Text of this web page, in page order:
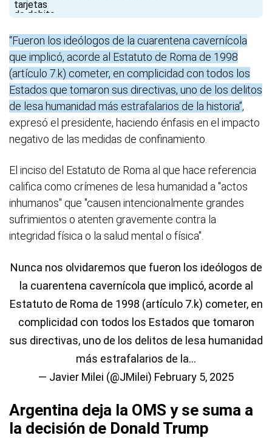
“Fueron los ideólogos de la cuarentena cavernícola
que implicó, acorde al Estatuto de Roma de 1998
(artículo 7.k) cometer, en complicidad con todos los
Estados que tomaron sus directivas, uno de los delitos
de lesa humanidad más estrafalarios de la historia”,
expresó el presidente, haciendo énfasis en el impacto
negativo de las medidas de confinamiento.
El inciso del Estatuto de Roma al que hace referencia
califica como crímenes de lesa humanidad a "actos
inhumanos" que "causen intencionalmente grandes
sufrimientos o atenten gravemente contra la
integridad física o la salud mental o física".
Nunca nos olvidaremos que fueron los ideólogos de
la cuarentena cavernícola que implicó, acorde al
Estatuto de Roma de 1998 (artículo 7.k) cometer, en
complicidad con todos los Estados que tomaron
sus directivas, uno de los delitos de lesa humanidad
más estrafalarios de la…
— Javier Milei (@JMilei) February 5, 2025
Argentina deja la OMS y se suma a
la decisión de Donald Trump